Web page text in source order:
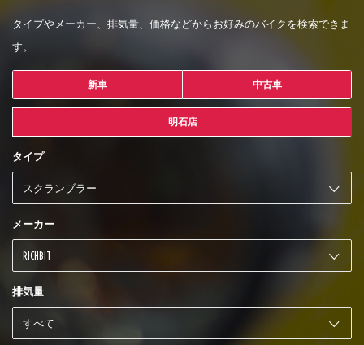
タイプやメーカー、排気量、価格などからお好みのバイクを検索できま
す。
新車 中古車
明石店
タイプ
メーカー
排気量